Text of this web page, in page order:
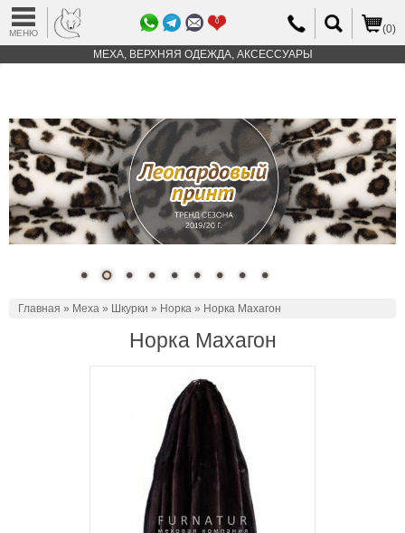
МЕНЮ
0
(0)
МЕХА, ВЕРХНЯЯ ОДЕЖДА, АКСЕССУАРЫ
Главная » Меха » Шкурки » Норка » Норка Махагон
Норка Махагон